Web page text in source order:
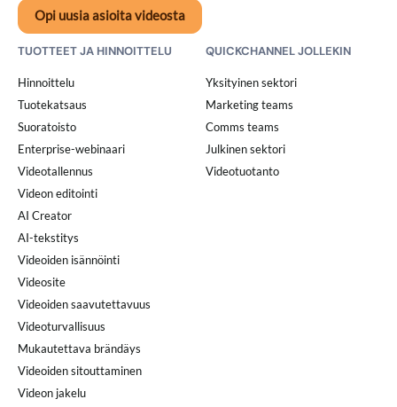
Opi uusia asioita videosta
TUOTTEET JA HINNOITTELU
Hinnoittelu
Tuotekatsaus
Suoratoisto
Enterprise-webinaari
Videotallennus
Videon editointi
AI Creator
AI-tekstitys
Videoiden isännöinti
Videosite
Videoiden saavutettavuus
Videoturvallisuus
Mukautettava brändäys
Videoiden sitouttaminen
Videon jakelu
QUICKCHANNEL JOLLEKIN
Yksityinen sektori
Marketing teams
Comms teams
Julkinen sektori
Videotuotanto